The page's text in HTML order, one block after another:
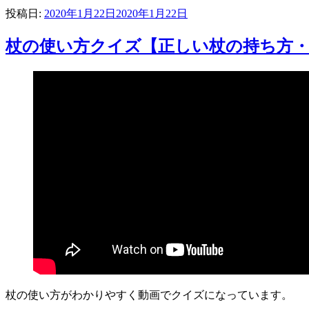
投稿日: 2020年1月22日 2020年1月22日
杖の使い方クイズ【正しい杖の持ち方
杖の使い方がわかりやすく動画でクイズになっています。